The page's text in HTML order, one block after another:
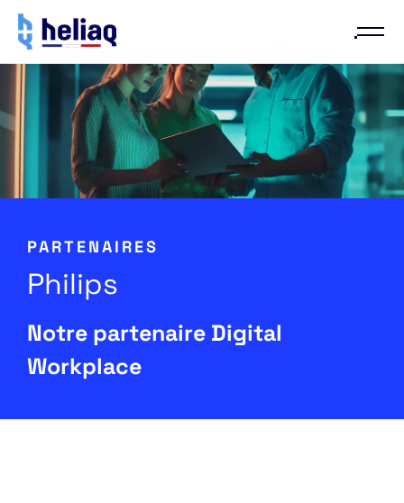
PARTENAIRES
Philips
Notre partenaire Digital
Workplace